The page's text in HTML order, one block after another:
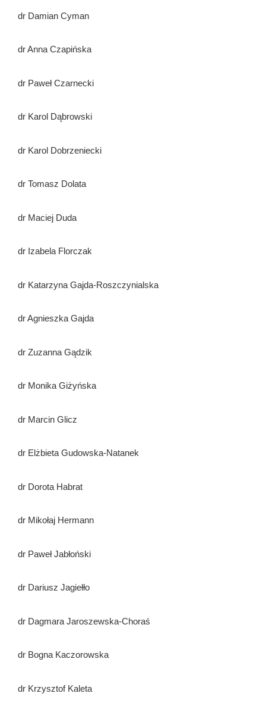
dr Damian Cyman
dr Anna Czapińska
dr Paweł Czarnecki
dr Karol Dąbrowski
dr Karol Dobrzeniecki
dr Tomasz Dolata
dr Maciej Duda
dr Izabela Florczak
dr Katarzyna Gajda-Roszczynialska
dr Agnieszka Gajda
dr Zuzanna Gądzik
dr Monika Giżyńska
dr Marcin Glicz
dr Elżbieta Gudowska-Natanek
dr Dorota Habrat
dr Mikołaj Hermann
dr Paweł Jabłoński
dr Dariusz Jagiełło
dr Dagmara Jaroszewska-Choraś
dr Bogna Kaczorowska
dr Krzysztof Kaleta